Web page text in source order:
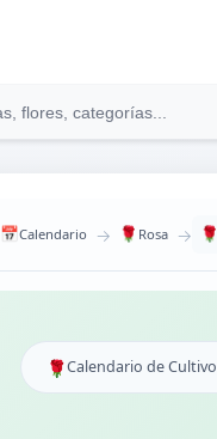
📅Calendario → 🌹 Rosa → 🌹
🌹Calendario de Cultivo